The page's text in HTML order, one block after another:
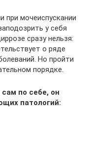
при мочеиспускании
у себя
сразу нельзя:
о ряде
Но пройти
порядке.
по себе, он
патологий: